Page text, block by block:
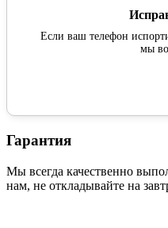
Если ваш телефон
мы
Гарантия
Мы всегда качественно
нам, не откладывайте на